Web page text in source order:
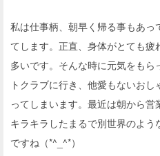
私は仕事柄、朝早く帰る事もあっ
てします。正直、身体がとても
多いです。そんな時に元気をも
トクラブに行き、他愛もないお
ってしまいます。最近は朝から
キラキラしたまるで別世界のよ
ですね（*^_^*）